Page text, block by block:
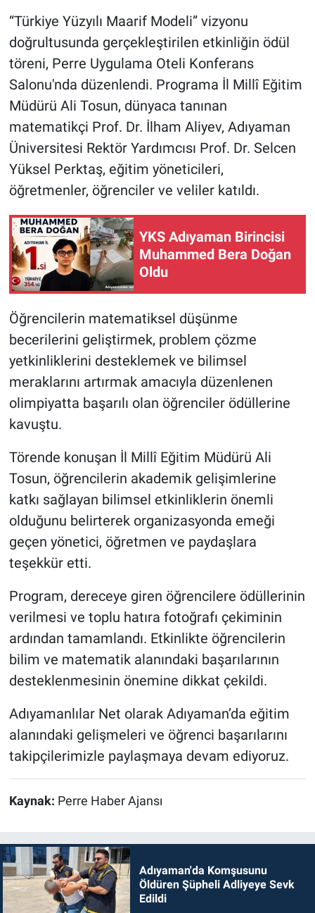
“Türkiye Yüzyılı Maarif Modeli” vizyonu
doğrultusunda gerçekleştirilen etkinliğin ödül
töreni, Perre Uygulama Oteli Konferans
Salonu'nda düzenlendi. Programa İl Millî Eğitim
Müdürü Ali Tosun, dünyaca tanınan
matematikçi Prof. Dr. İlham Aliyev, Adıyaman
Üniversitesi Rektör Yardımcısı Prof. Dr. Selcen
Yüksel Perktaş, eğitim yöneticileri,
öğretmenler, öğrenciler ve veliler katıldı.
YKS Adıyaman Birincisi
Muhammed Bera Doğan
Oldu
Öğrencilerin matematiksel düşünme
becerilerini geliştirmek, problem çözme
yetkinliklerini desteklemek ve bilimsel
meraklarını artırmak amacıyla düzenlenen
olimpiyatta başarılı olan öğrenciler ödüllerine
kavuştu.
Törende konuşan İl Millî Eğitim Müdürü Ali
Tosun, öğrencilerin akademik gelişimlerine
katkı sağlayan bilimsel etkinliklerin önemli
olduğunu belirterek organizasyonda emeği
geçen yönetici, öğretmen ve paydaşlara
teşekkür etti.
Program, dereceye giren öğrencilere ödüllerinin
verilmesi ve toplu hatıra fotoğrafı çekiminin
ardından tamamlandı. Etkinlikte öğrencilerin
bilim ve matematik alanındaki başarılarının
desteklenmesinin önemine dikkat çekildi.
Adıyamanlılar Net olarak Adıyaman’da eğitim
alanındaki gelişmeleri ve öğrenci başarılarını
takipçilerimizle paylaşmaya devam ediyoruz.
Kaynak: Perre Haber Ajansı
Adıyaman'da Komşusunu
Öldüren Şüpheli Adliyeye Sevk
Edildi